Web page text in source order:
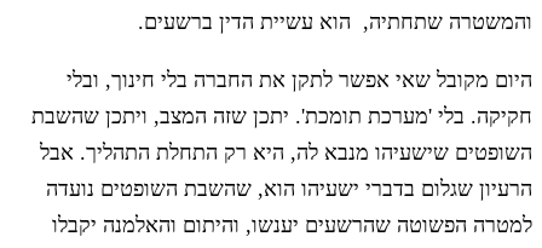
והמשטרה שתחתיה, הוא עשיית הדין ברשעים.
היום מקובל שאי אפשר לתקן את החברה בלי חינוך, ובלי
חקיקה. בלי 'מערכת תומכת'. יתכן שזה המצב, ויתכן שהשבת
השופטים שישעיהו מנבא לה, היא רק התחלת התהליך. אבל
הרעיון שגלום בדברי ישעיהו הוא, שהשבת השופטים נועדה
למטרה הפשוטה שהרשעים יענשו, והיתום והאלמנה יקבלו